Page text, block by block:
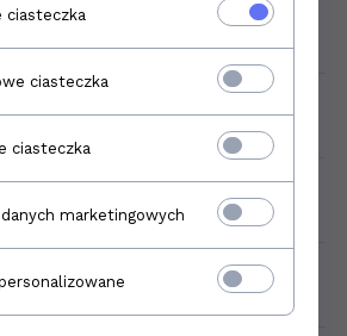
ciasteczka
ciasteczka
ciasteczka
danych marketingowych